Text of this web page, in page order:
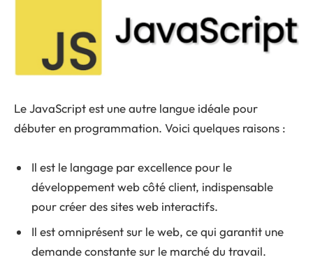
Le JavaScript est une autre langue idéale pour
débuter en programmation. Voici quelques raisons :
Il est le langage par excellence pour le
développement web côté client, indispensable
pour créer des sites web interactifs.
Il est omniprésent sur le web, ce qui garantit une
demande constante sur le marché du travail.